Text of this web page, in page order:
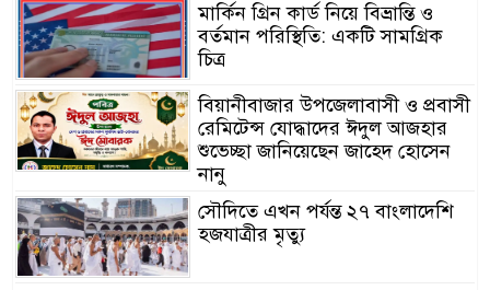
মার্কিন গ্রিন কার্ড নিয়ে বিভ্রান্তি ও
বর্তমান পরিস্থিতি: একটি সামগ্রিক
চিত্র
বিয়ানীবাজার উপজেলাবাসী ও প্রবাসী
রেমিটেন্স যোদ্ধাদের ঈদুল আজহার
শুভেচ্ছা জানিয়েছেন জাহেদ হোসেন
নানু
সৌদিতে এখন পর্যন্ত ২৭ বাংলাদেশি
হজযাত্রীর মৃত্যু